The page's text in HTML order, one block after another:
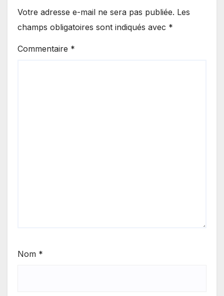
Votre adresse e-mail ne sera pas publiée. Les
champs obligatoires sont indiqués avec *
Commentaire *
Nom *